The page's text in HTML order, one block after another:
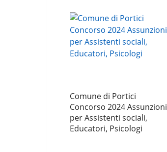
Comune di Portici
Concorso 2024 Assunzioni
per Assistenti sociali,
Educatori, Psicologi